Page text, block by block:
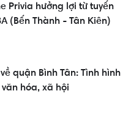
Privia hưởng lợi từ tuyến
(Bến Thành - Tân Kiên)
quận Bình Tân: Tình hình
hóa, xã hội